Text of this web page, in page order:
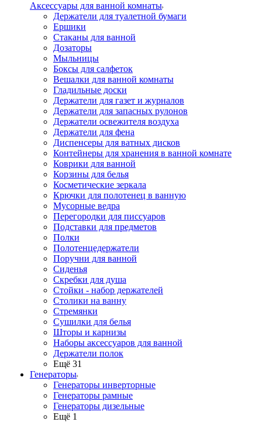
Аксессуары для ванной комнаты
Держатели для туалетной бумаги
Ершики
Стаканы для ванной
Дозаторы
Мыльницы
Боксы для салфеток
Вешалки для ванной комнаты
Гладильные доски
Держатели для газет и журналов
Держатели для запасных рулонов
Держатели освежителя воздуха
Держатели для фена
Диспенсеры для ватных дисков
Контейнеры для хранения в ванной комнате
Коврики для ванной
Корзины для белья
Косметические зеркала
Крючки для полотенец в ванную
Мусорные ведра
Перегородки для писсуаров
Подставки для предметов
Полки
Полотенцедержатели
Поручни для ванной
Сиденья
Скребки для душа
Стойки - набор держателей
Столики на ванну
Стремянки
Сушилки для белья
Шторы и карнизы
Наборы аксессуаров для ванной
Держатели полок
Ещё 31
Генераторы
Генераторы инверторные
Генераторы рамные
Генераторы дизельные
Ещё 1